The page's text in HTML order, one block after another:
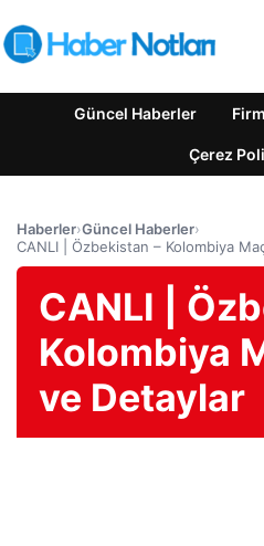
Güncel Haberler
Çerez
Haberler›Güncel Haberler›
CANLI | Özbekistan – Kolombiya
CANLI |
Kolombiya
ve Detaylar